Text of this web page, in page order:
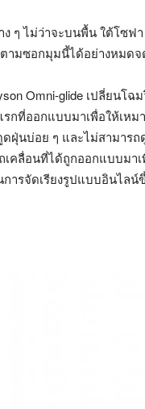
ๆ ไม่ว่าจะบนพื้น ใต้โซฟ
ามซอกมุมนี้ได้อย่างหม
Omni-glide เปลี่ยนโ
กที่ออกแบบมาเพื่อให้เห
ฝุ่นบ่อย ๆ และไม่สามาร
คลื่อนที่ได้ถูกออกแบบมา
ารจัดเรียงรูปแบบอินไล